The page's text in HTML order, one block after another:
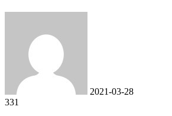
2021-03-28
331